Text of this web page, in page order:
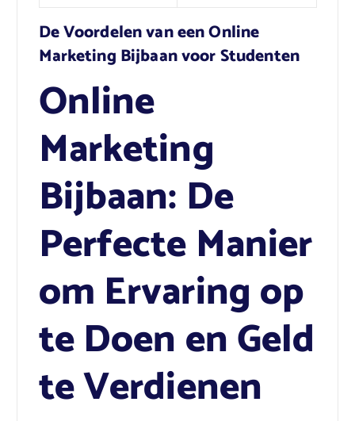
De Voordelen van een Online
Marketing Bijbaan voor Studenten
Online
Marketing
Bijbaan: De
Perfecte Manier
om Ervaring op
te Doen en Geld
te Verdienen